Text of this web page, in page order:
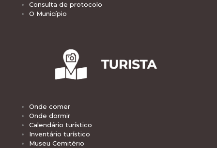
Consulta de protocolo
O Município
Onde comer
Onde dormir
Calendário turístico
Inventário turístico
Museu Cemitério